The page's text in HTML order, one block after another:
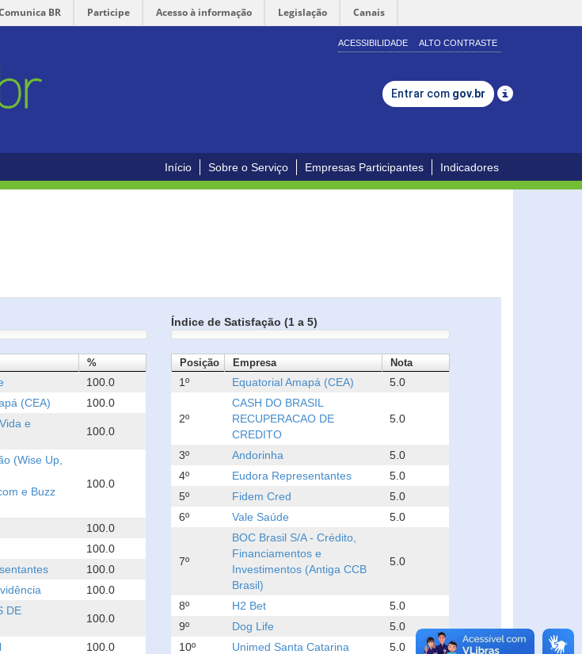
BR Participe Acesso à informação Legislação Canais
ACESSIBILIDADE ALTO CONTRASTE
Entrar com gov.br
Início Sobre o Serviço Empresas Participantes Indicadores
%
100.0
(CEA) 100.0
e
100.0
(Wise Up,
e Buzz
100.0
100.0
100.0
100.0
100.0
DE
100.0
100.0
Índice de Satisfação (1 a 5)
Posição Empresa Nota
1º Equatorial Amapá (CEA) 5.0
2º
CASH DO BRASIL
RECUPERACAO DE
CREDITO
5.0
3º Andorinha
5.0
4º
Eudora Representantes
5.0
5º
Fidem Cred
5.0
6º
Vale Saúde 5.0
7º
BOC Brasil S/A - Crédito,
Financiamentos e
Investimentos (Antiga CCB
Brasil)
5.0
8º H2 Bet
5.0
9º
Dog Life
5.0
10º
Unimed Santa Catarina 5.0